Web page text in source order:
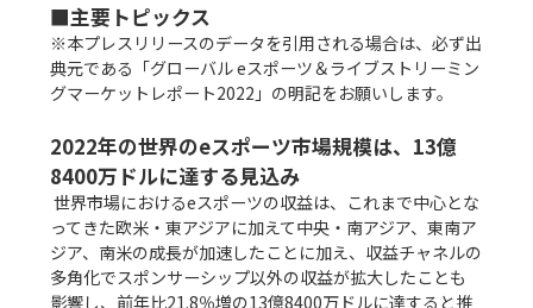
■主要トピックス
※本プレスリリースのデータを引用される場合は、必ず出
典元である「グローバル eスポーツ＆ライブストリーミン
グマーケットレポート2022」の明記をお願いします。
2022年の世界のeスポーツ市場規模は、13億
8400万ドルに達する見込み
世界市場におけるeスポーツの収益は、これまで中心とな
ってきた欧米・東アジアに加えて中央・南アジア、東南ア
ジア、南米の成長が加速したことに加え、収益チャネルの
多角化でスポンサーシップ以外の収益が拡大したことも
影響し、前年比21.8％増の13億8400万ドルに達すると推